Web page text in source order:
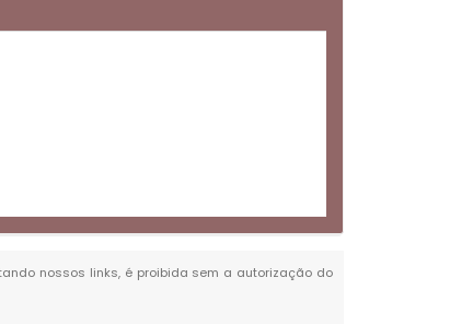
nossos links, é proibida sem a autorização do